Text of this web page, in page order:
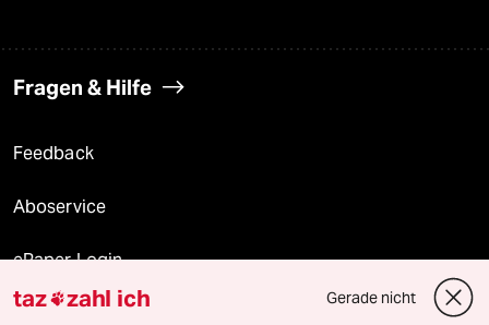
Fragen & Hilfe
Feedback
Aboservice
ePaper Login
Downloads für Abonnierende
taz zahl ich Gerade nicht